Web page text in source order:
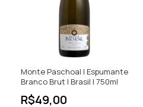
Monte Paschoal | Espumante
Branco Brut | Brasil | 750ml
R$49,00